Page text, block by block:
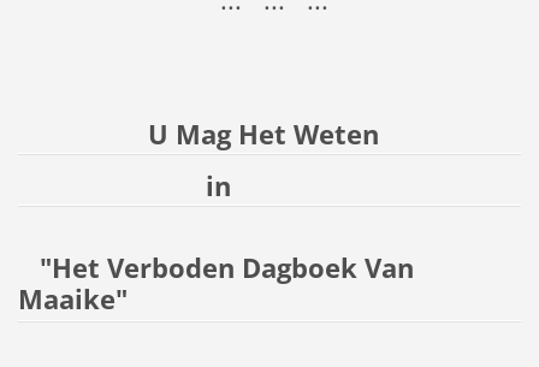
U Mag Het Weten
in
"Het Verboden Dagboek Van
Maaike"